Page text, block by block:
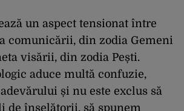
un aspect tensionat între
comunicării, din zodia Gemeni
visării, din zodia Pești.
aduce multă confuzie,
și nu este exclus să
de înșelătorii, să spunem